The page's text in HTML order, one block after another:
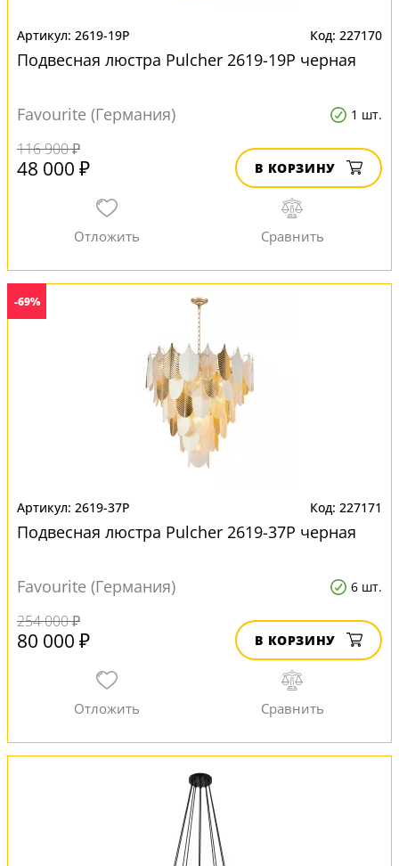
2619-19P 227170
Подвесная люстра Pulcher 2619-19P черная
Favourite (Германия) 1 шт.
116 900 ₽
48 000 ₽ В КОРЗИНУ
-69%
2619-37P 227171
Подвесная люстра Pulcher 2619-37P черная
Favourite (Германия) 6 шт.
254 000 ₽
80 000 ₽ В КОРЗИНУ